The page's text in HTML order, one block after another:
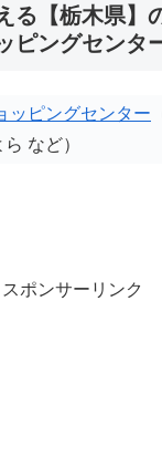
る【栃木県】
ピングセンタ
ッピングセンター
など）
スポンサーリンク